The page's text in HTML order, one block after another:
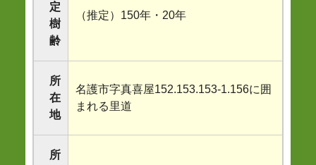
定
樹
齢
（推定）150年・20年
所
在
地
名護市字真喜屋152.153.153-1.156に囲
まれる里道
所